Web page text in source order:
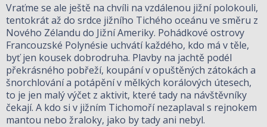
Vraťme se ale ještě na chvíli na vzdálenou jižní polokouli,
tentokrát až do srdce jižního Tichého oceánu ve směru z
Nového Zélandu do Jižní Ameriky. Pohádkové ostrovy
Francouzské Polynésie uchvátí každého, kdo má v těle,
byť jen kousek dobrodruha. Plavby na jachtě podél
překrásného pobřeží, koupání v opuštěných zátokách a
šnorchlování a potápění v mělkých korálových útesech,
to je jen malý výčet z aktivit, které tady na návštěvníky
čekají. A kdo si v jižním Tichomoří nezaplaval s rejnokem
mantou nebo žraloky, jako by tady ani nebyl.